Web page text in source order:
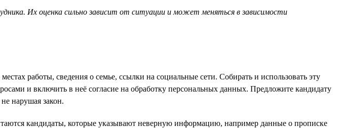
Их оценка сильно зависит от ситуации и может меняться в зависимости
работы, сведения о семье, ссылки на социальные сети. Собирать и использовать эту
и включить в неё согласие на обработку персональных данных. Предложите кандидату
нарушая закон.
кандидаты, которые указывают неверную информацию, например данные о прописке